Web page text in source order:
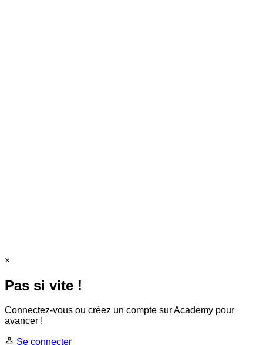
×
Pas si vite !
Connectez-vous ou créez un compte sur Academy pour
avancer !
Se connecter